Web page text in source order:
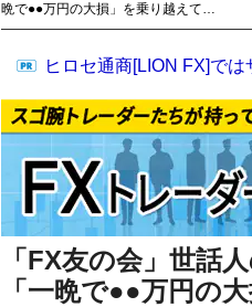
晩で●●万円の大損」を乗り越えて…
ヒロセ通商[LION FX]で
「FX友の会」世話
「一晩で●●万円の